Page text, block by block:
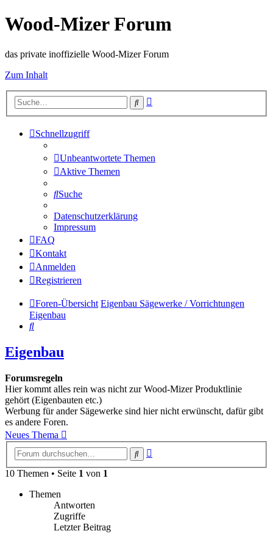
Wood-Mizer Forum
das private inoffizielle Wood-Mizer Forum
Zum Inhalt
Suche
Schnellzugriff
Unbeantwortete Themen
Aktive Themen
Suche
Datenschutzerklärung
Impressum
FAQ
Kontakt
Anmelden
Registrieren
Foren-Übersicht Eigenbau Sägewerke / Vorrichtungen
Eigenbau
Suche
Eigenbau
Forumsregeln
Hier kommt alles rein was nicht zur Wood-Mizer Produktlinie
gehört (Eigenbauten etc.)
Werbung für ander Sägewerke sind hier nicht erwünscht, dafür gibt
es andere Foren.
Neues Thema
Suche
10 Themen • Seite 1 von 1
Themen
Antworten
Zugriffe
Letzter Beitrag